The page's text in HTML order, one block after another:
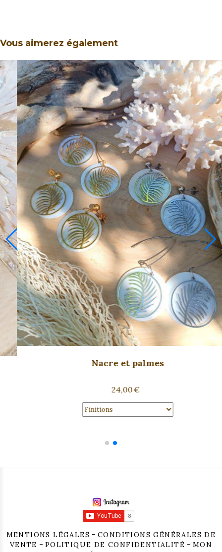
Vous aimerez également
MENTIONS LÉGALES
CONDITIONS GÉNÉRALES DE
VENTE
POLITIQUE DE CONFIDENTIALITÉ
MON